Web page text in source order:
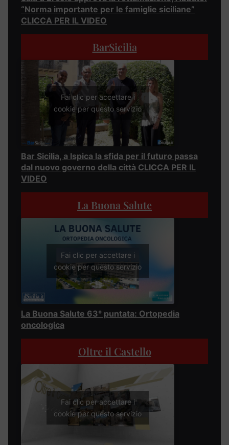
“Norma importante per le famiglie siciliane”
CLICCA PER IL VIDEO
BarSicilia
Fai clic per accettare i
cookie per questo servizio
Bar Sicilia, a Ispica la sfida per il futuro passa
dal nuovo governo della città CLICCA PER IL
VIDEO
La Buona Salute
Fai clic per accettare i
cookie per questo servizio
La Buona Salute 63° puntata: Ortopedia
oncologica
Oltre il Castello
Fai clic per accettare i
cookie per questo servizio